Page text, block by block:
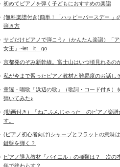
初めてピアノを弾く子どもにおすすめの楽譜
(無料楽譜付き)簡単！「ハッピーバースデー 」
弾き方
サビだけピアノで弾こう♪（かんたん楽譜）「
女王」~let it go
京都発のぞみ新幹線。富士山はいつ頃見れるの
私が今まで習ったピアノ教材と難易度のお話し
童謡・唱歌「浜辺の歌」（歌詞・コード付き）
弾いてみた♪
(動画付き）「ねこふんじゃった」のピアノ楽譜
す。
(ピアノ初心者向け)シャープとフラットの意味
鍵盤を弾く？
ピアノ導入教材「バイエル」の種類は？ 次
年で終わらす？